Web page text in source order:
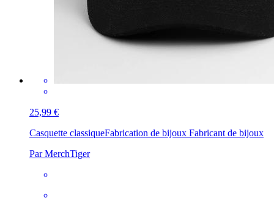
25,99 €
Casquette classiqueFabrication de bijoux Fabricant de bijoux
Par MerchTiger